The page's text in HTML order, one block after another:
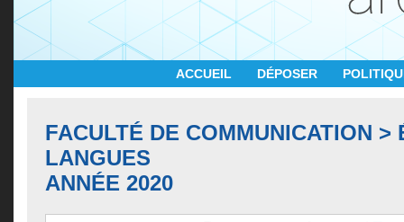
ACCUEIL DÉPOSER
FACULTÉ DE COMMUNICATION >
LANGUES
ANNÉE 2020